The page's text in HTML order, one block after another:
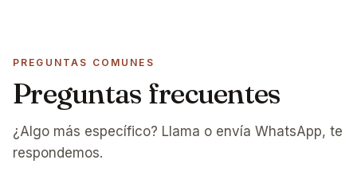
PREGUNTAS COMUNES
Preguntas frecuentes
¿Algo más específico? Llama o envía WhatsApp, te
respondemos.